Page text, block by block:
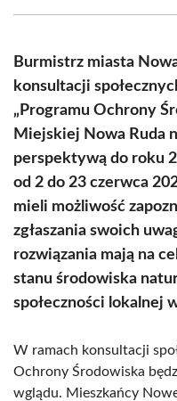
(Twitter)
Burmistrz miasta
konsultacji
„Programu Ochrony
Miejskiej Nowa Ruda
perspektywą do roku
od 2 do 23 czerwca
mieli możliwość
zgłaszania swoich
rozwiązania mają na
stanu środowiska
społeczności lokalnej
W ramach konsultacji
Ochrony Środowiska
wglądu. Mieszkańcy